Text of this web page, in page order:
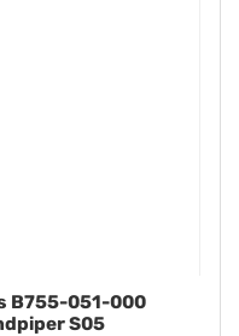
B755-051-000
S05